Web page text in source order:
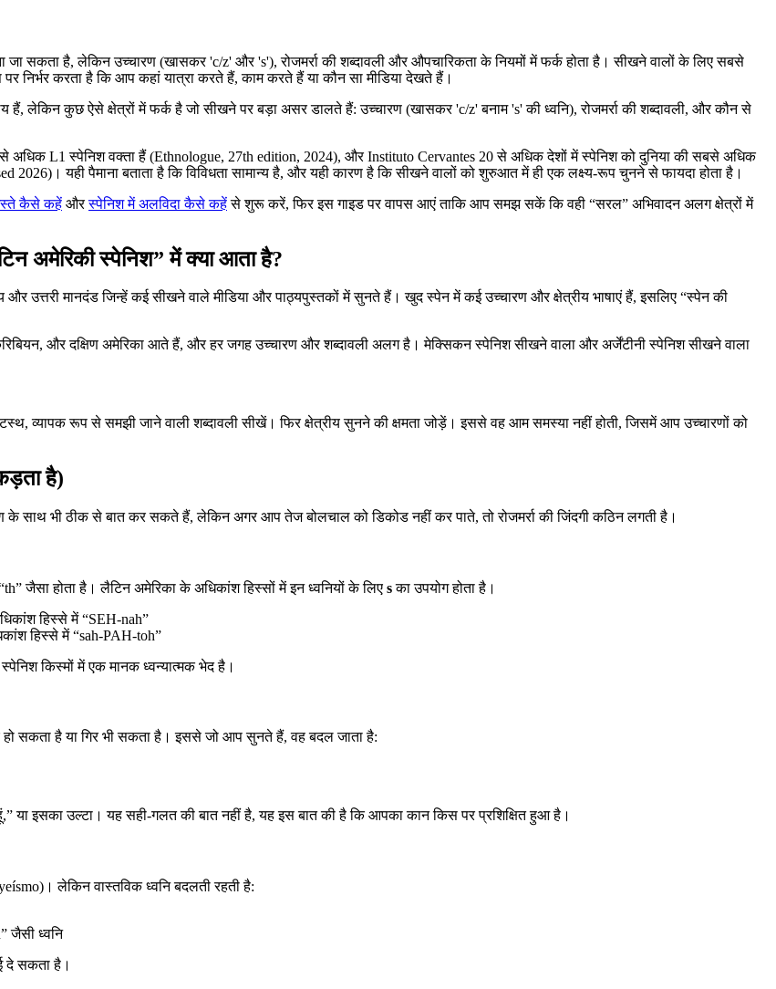
सकता है, लेकिन उच्चारण (खासकर 'c/z' और 's'), रोजमर्रा की शब्दावली और औपचारिकता के नियमों में फर्क होता है। सीखने वालों के लिए सबसे
करता है कि आप कहां यात्रा करते हैं, काम करते हैं या कौन सा मीडिया देखते हैं।
लेकिन कुछ ऐसे क्षेत्रों में फर्क है जो सीखने पर बड़ा असर डालते हैं: उच्चारण (खासकर 'c/z' बनाम 's' की ध्वनि), रोजमर्रा की शब्दावली, और कौन से
अधिक L1 स्पेनिश वक्ता हैं (Ethnologue, 27th edition, 2024), और Instituto Cervantes 20 से अधिक देशों में स्पेनिश को दुनिया की सबसे अधिक
यही पैमाना बताता है कि विविधता सामान्य है, और यही कारण है कि सीखने वालों को शुरुआत में ही एक लक्ष्य-रूप चुनने से फायदा होता है।
कैसे कहें औरस्पेनिश में अलविदा कैसे कहेंसे शुरू करें, फिर इस गाइड पर वापस आएं ताकि आप समझ सकें कि वही “सरल” अभिवादन अलग क्षेत्रों में
अमेरिकी स्पेनिश” में क्या आता है?
उत्तरी मानदंड जिन्हें कई सीखने वाले मीडिया और पाठ्यपुस्तकों में सुनते हैं। खुद स्पेन में कई उच्चारण और क्षेत्रीय भाषाएं हैं, इसलिए “स्पेन की
और दक्षिण अमेरिका आते हैं, और हर जगह उच्चारण और शब्दावली अलग है। मेक्सिकन स्पेनिश सीखने वाला और अर्जेंटीनी स्पेनिश सीखने वाला
व्यापक रूप से समझी जाने वाली शब्दावली सीखें। फिर क्षेत्रीय सुनने की क्षमता जोड़ें। इससे वह आम समस्या नहीं होती, जिसमें आप उच्चारणों को
है)
साथ भी ठीक से बात कर सकते हैं, लेकिन अगर आप तेज बोलचाल को डिकोड नहीं कर पाते, तो रोजमर्रा की जिंदगी कठिन लगती है।
जैसा होता है। लैटिन अमेरिका के अधिकांश हिस्सों में इन ध्वनियों के लिए sका उपयोग होता है।
हिस्से में “SEH-nah”
हिस्से में “sah-PAH-toh”
किस्मों में एक मानक ध्वन्यात्मक भेद है।
सकता है या गिर भी सकता है। इससे जो आप सुनते हैं, वह बदल जाता है:
इसका उल्टा। यह सही-गलत की बात नहीं है, यह इस बात की है कि आपका कान किस पर प्रशिक्षित हुआ है।
लेकिन वास्तविक ध्वनि बदलती रहती है:
जैसी ध्वनि
दे सकता है।